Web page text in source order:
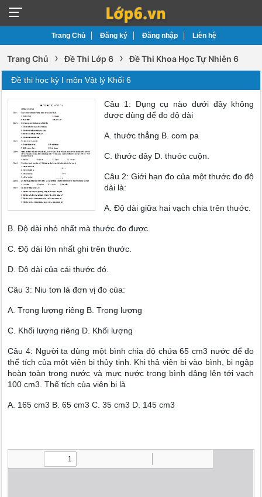
Trang Chủ Đăng ký Đăng nhập Liên hệ
Trang Chủ › Đề Thi Lớp 6 › Đề Thi Khoa Học Tự Nhiên 6
Đề thi học kỳ I môn Vật lý Khối 6
Câu 1: Dụng cụ nào dưới đây không
được dùng để đo độ dài
A. thước thẳng B. com pa
C. thước dây D. thước cuộn.
Câu 2: Giới hạn đo của một thước đo độ
dài là:
A. Độ dài giữa hai vạch chia trên thước.
B. Độ dài nhỏ nhất mà thước đo được.
C. Độ dài lớn nhất ghi trên thước.
D. Độ dài của cái thước đó.
Câu 3: Niu tơn là đơn vị đo của:
A. Trọng lượng riêng B. Trọng lượng
C. Khối lượng riêng D. Khối lượng
Câu 4: Người ta dùng một bình chia độ chứa 65 cm3 nước để đo
thể tích của một viên bi thủy tinh. Khi thả viên bi vào bình, bi ngập
hoàn toàn trong nước và mực nước trong bình dâng lên tới vạch
100 cm3. Thể tích của viên bi là
A. 165 cm3 B. 65 cm3 C. 35 cm3 D. 145 cm3